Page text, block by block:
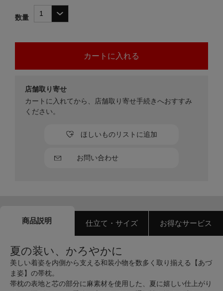
数量
お問い合わせ
ほしいものリストに追加
店舗取り寄せ
カートに入れてから、店舗取り寄せ手続きへおすすみ
ください。
商品説明 仕立て・サイズ お得なサービス
夏の装い、かろやかに
美しい着姿を内側から支える和装小物を数多く取り揃える【あづ
ま姿】の帯枕。
帯枕の表地と芯の部分に麻素材を使用した、夏に嬉しい仕上がり